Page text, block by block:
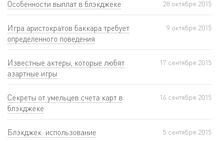
Особенности выплат в блэкджеке 28 октября 2015
Игра аристократов баккара требует
определенного поведения
9 октября 2015
Известные актеры, которые любят
азартные игры
17 сентября 2015
Секреты от умельцев счета карт в
блэкджеке
16 сентября 2015
Блэкджек: использование
5 сентября 2015